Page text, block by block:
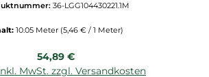
36-LGG104430221.1M
10.05 Meter (5,46 € / 1 Meter)
Regulärer Preis:
54,89 €
MwSt. zzgl. Versandkosten